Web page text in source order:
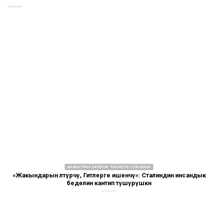
АНАЛИТИКА ОКУЯЛАР ТИЗМЕГИ СТАТЬЯЛАР
«Жакындарын өлтүрчү, Гитлерге ишенчү»: Сталиндин инсандык
беделин кантип түшүрүшкөн